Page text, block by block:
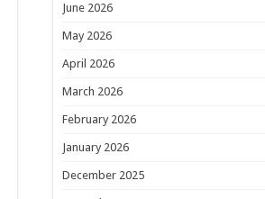
June 2026
May 2026
April 2026
March 2026
February 2026
January 2026
December 2025